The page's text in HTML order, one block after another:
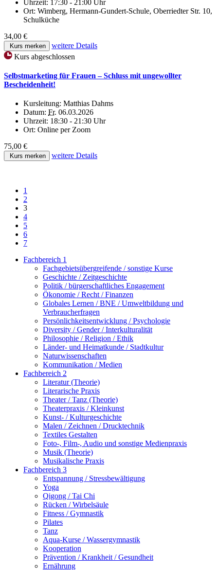
Uhrzeit: 17:30 - 21:00 Uhr
Ort: Wimberg, Hermann-Gundert-Schule, Oberriedter Str. 10,
Schulküche
34,00 €
Kurs merken
weitere Details
Kurs abgeschlossen
Selbstmarketing für Frauen – Schluss mit ungewollter
Bescheidenheit!
Kursleitung: Matthias Dahms
Datum: Fr. 06.03.2026
Uhrzeit: 18:30 - 21:30 Uhr
Ort: Online per Zoom
75,00 €
Kurs merken weitere Details
1
2
3
4
5
6
7
Fachbereich 1
Fachgebietsübergreifende / sonstige Kurse
Geschichte / Zeitgeschichte
Politik / bürgerschaftliches Engagement
Ökonomie / Recht / Finanzen
Globales Lernen / BNE / Umweltbildung und
Verbraucherfragen
Persönlichkeitsentwicklung / Psychologie
Diversity / Gender / Interkulturalität
Philosophie / Religion / Ethik
Länder- und Heimatkunde / Stadtkultur
Naturwissenschaften
Kommunikation / Medien
Fachbereich 2
Literatur (Theorie)
Literarische Praxis
Theater / Tanz (Theorie)
Theaterpraxis / Kleinkunst
Kunst- / Kulturgeschichte
Malen / Zeichnen / Drucktechnik
Textiles Gestalten
Foto-, Film-, Audio und sonstige Medienpraxis
Musik (Theorie)
Musikalische Praxis
Fachbereich 3
Entspannung / Stressbewältigung
Yoga
Qigong / Tai Chi
Rücken / Wirbelsäule
Fitness / Gymnastik
Pilates
Tanz
Aqua-Kurse / Wassergymnastik
Kooperation
Prävention / Krankheit / Gesundheit
Ernährung